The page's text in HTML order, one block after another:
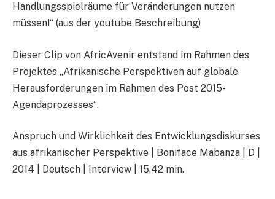
Handlungsspielräume für Veränderungen nutzen
müssen!“ (aus der youtube Beschreibung)
Dieser Clip von AfricAvenir entstand im Rahmen des
Projektes „Afrikanische Perspektiven auf globale
Herausforderungen im Rahmen des Post 2015-
Agendaprozesses“.
Anspruch und Wirklichkeit des Entwicklungsdiskurses
aus afrikanischer Perspektive | Boniface Mabanza | D |
2014 | Deutsch | Interview | 15,42 min.